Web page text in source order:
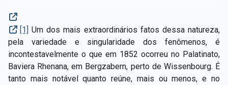
[1] Um dos mais extraordinários fatos dessa natureza,
pela variedade e singularidade dos fenômenos, é
incontestavelmente o que em 1852 ocorreu no Palatinato,
Baviera Rhenana, em Bergzabern, perto de Wissenbourg. É
tanto mais notável quanto reúne, mais ou menos, e no